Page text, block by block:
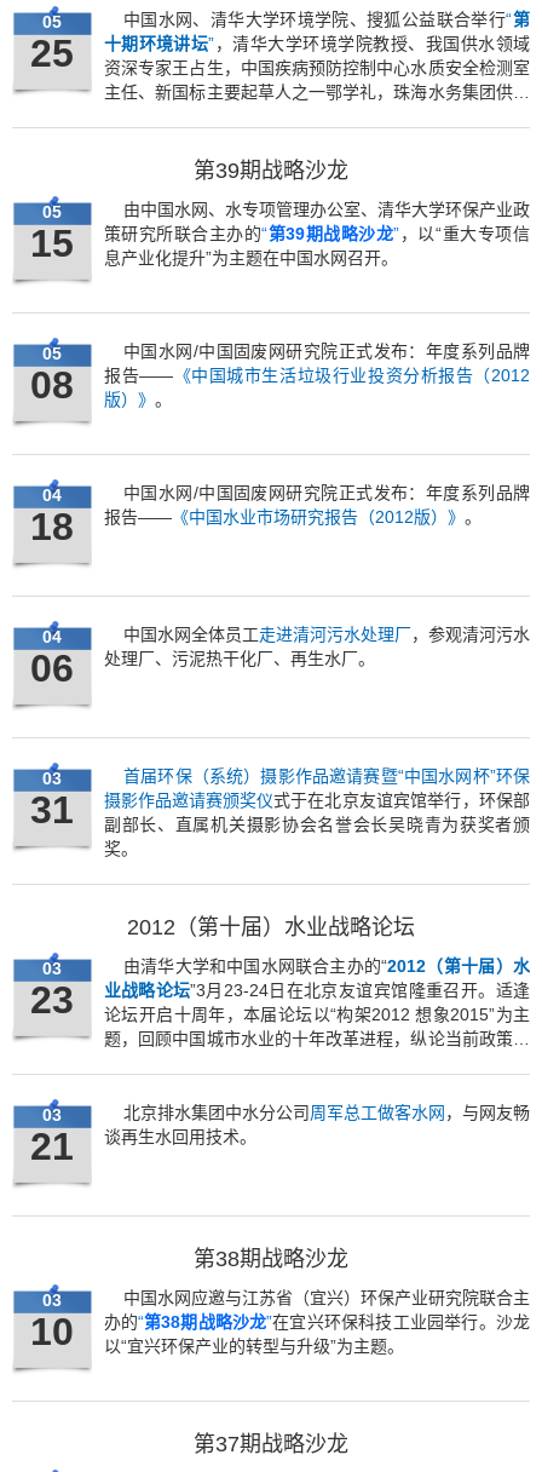
05
25
中国水网、清华大学环境学院、搜狐公益联合举行“第
十期环境讲坛”，清华大学环境学院教授、我国供水领域
资深专家王占生，中国疾病预防控制中心水质安全检测室
主任、新国标主要起草人之一鄂学礼，珠海水务集团供水
第39期战略沙龙
05
15
由中国水网、水专项管理办公室、清华大学环保产业政
策研究所联合主办的“第39期战略沙龙”，以“重大专项信
息产业化提升”为主题在中国水网召开。
05
08
中国水网/中国固废网研究院正式发布：年度系列品牌
报告—— 《中国城市生活垃圾行业投资分析报告（2012
版）》 。
04
18
中国水网/中国固废网研究院正式发布：年度系列品牌
报告—— 《中国水业市场研究报告（2012版）》 。
04
06
中国水网全体员工走进清河污水处理厂，参观清河污水
处理厂、污泥热干化厂、再生水厂。
03
31
首届环保（系统）摄影作品邀请赛暨“中国水网杯”环保
摄影作品邀请赛颁奖仪式于在北京友谊宾馆举行，环保部
副部长、直属机关摄影协会名誉会长吴晓青为获奖者颁
奖。
2012（第十届）水业战略论坛
03
23
由清华大学和中国水网联合主办的“2012（第十届）水
业战略论坛”3月23-24日在北京友谊宾馆隆重召开。适逢
论坛开启十周年，本届论坛以“构架2012 想象2015”为主
题，回顾中国城市水业的十年改革进程，纵论当前政策与
03
21
北京排水集团中水分公司周军总工做客水网 ，与网友畅
谈再生水回用技术。
第38期战略沙龙
03
10
中国水网应邀与江苏省（宜兴）环保产业研究院联合主
办的“第38期战略沙龙”在宜兴环保科技工业园举行。沙龙
以“宜兴环保产业的转型与升级”为主题。
第37期战略沙龙